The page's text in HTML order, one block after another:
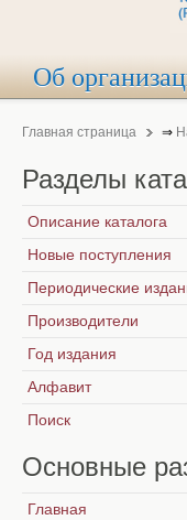
Об
Главная страница ⇒
Разделы
Описание каталога
Новые поступления
Периодические
Производители
Год издания
Алфавит
Поиск
Основные
Главная